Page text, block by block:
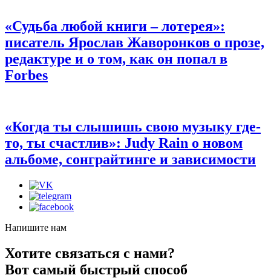
«Судьба любой книги – лотерея»:
писатель Ярослав Жаворонков о прозе,
редактуре и о том, как он попал в
Forbes
«Когда ты слышишь свою музыку где-
то, ты счастлив»: Judy Rain о новом
альбоме, сонграйтинге и зависимости
Напишите нам
Хотите связаться с нами?
Вот самый быстрый способ